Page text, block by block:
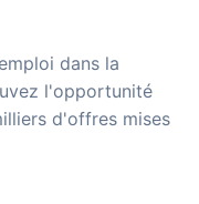
dans la
l'opportunité
d'offres mises